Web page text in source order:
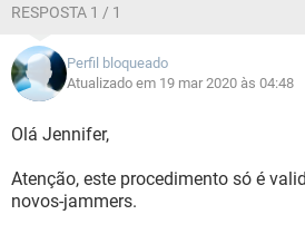
RESPOSTA 1 / 1
Perfil bloqueado
Atualizado em 19 mar 2020 às 04:48
Olá Jennifer,
Atenção, este procedimento só é
novos-jammers.